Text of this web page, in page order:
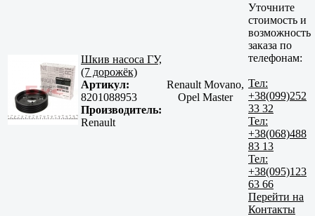
Шкив насоса ГУ,
(7 дорожёк)
Артикул:
8201088953
Производитель:
Renault
Renault Movano,
Opel Master
Уточните
стоимость и
возможность
заказа по
телефонам:
Тел:
+38(099)252
33 32
Тел:
+38(068)488
83 13
Тел:
+38(095)123
63 66
Перейти на
Контакты